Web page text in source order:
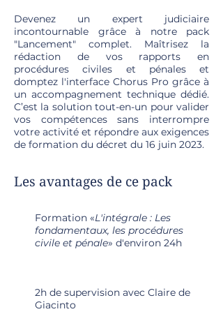
Devenez un expert judiciaire
incontournable grâce à notre pack
"Lancement" complet. Maîtrisez la
rédaction de vos rapports en
procédures civiles et pénales et
domptez l'interface Chorus Pro grâce à
un accompagnement technique dédié.
C’est la solution tout-en-un pour valider
vos compétences sans interrompre
votre activité et répondre aux exigences
de formation du décret du 16 juin 2023.
Les avantages de ce pack
Formation «L'intégrale : Les
fondamentaux, les procédures
civile et pénale» d'environ 24h
2h de supervision avec Claire de
Giacinto